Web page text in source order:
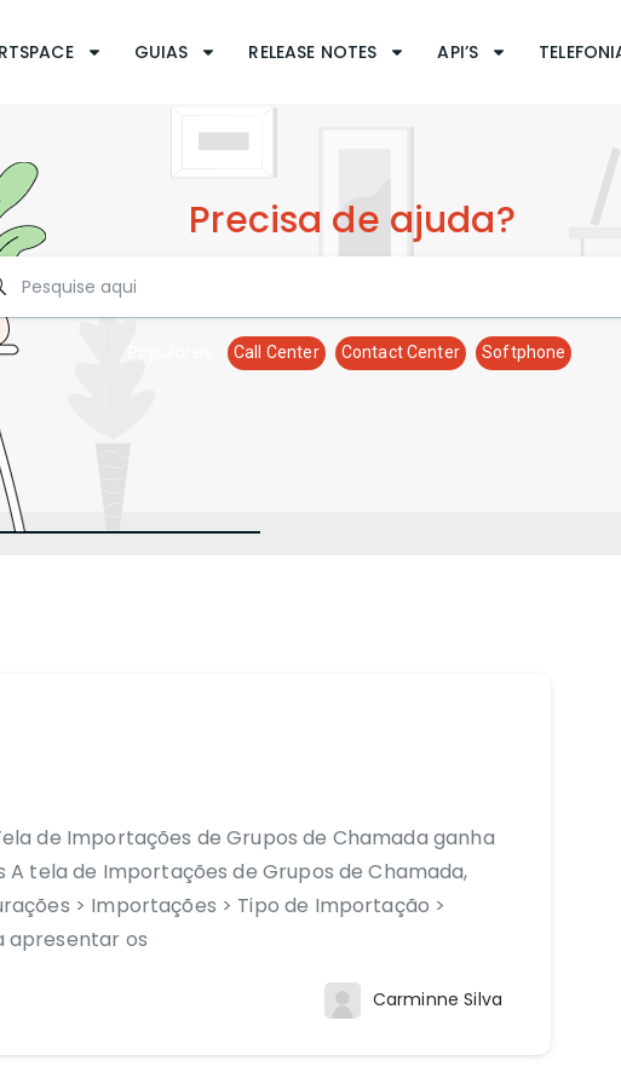
GUIAS RELEASE NOTES API’S
Precisa de ajuda?
Call Center Contact Center Softphone
de Importações de Grupos de Chamada ganha
tela de Importações de Grupos de Chamada,
> Importações > Tipo de Importação >
apresentar os
Carminne Silva